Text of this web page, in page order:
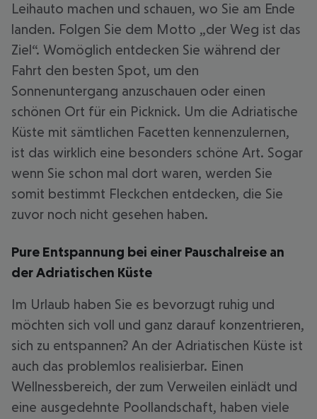
Leihauto machen und schauen, wo Sie am Ende
landen. Folgen Sie dem Motto „der Weg ist das
Ziel“. Womöglich entdecken Sie während der
Fahrt den besten Spot, um den
Sonnenuntergang anzuschauen oder einen
schönen Ort für ein Picknick. Um die Adriatische
Küste mit sämtlichen Facetten kennenzulernen,
ist das wirklich eine besonders schöne Art. Sogar
wenn Sie schon mal dort waren, werden Sie
somit bestimmt Fleckchen entdecken, die Sie
zuvor noch nicht gesehen haben.
Pure Entspannung bei einer Pauschalreise an
der Adriatischen Küste
Im Urlaub haben Sie es bevorzugt ruhig und
möchten sich voll und ganz darauf konzentrieren,
sich zu entspannen? An der Adriatischen Küste ist
auch das problemlos realisierbar. Einen
Wellnessbereich, der zum Verweilen einlädt und
eine ausgedehnte Poollandschaft, haben viele